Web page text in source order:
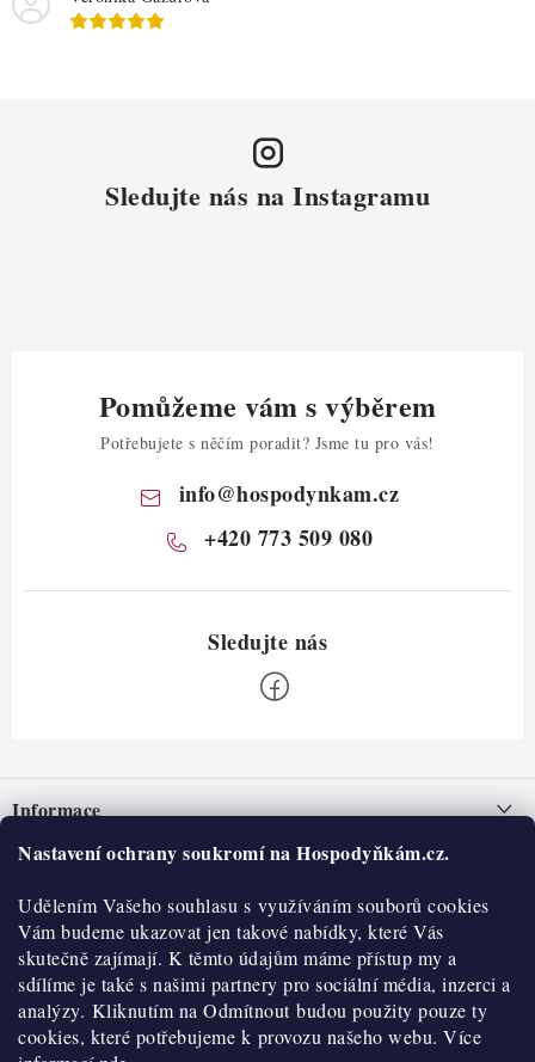
Nastavení ochrany soukromí na Hospodyňkám.cz.
Udělením Vašeho souhlasu s využíváním souborů cookies
Vám budeme ukazovat jen takové nabídky, které Vás
skutečně zajímají. K těmto údajům máme přístup my a
sdílíme je také s našimi partnery pro sociální média, inzerci a
analýzy. Kliknutím na Odmítnout budou použity pouze ty
cookies, které potřebujeme k provozu našeho webu. Více
Sledujte nás na Instagramu
Pomůžeme vám s výběrem
Potřebujete s něčím poradit? Jsme tu pro vás!
info@hospodynkam.cz
+420 773 509 080
pInformace
Nepřevzetí zásilky na dobírku
Obchodní podmínky
Hodnocení obchodu
Blog
Moje objednávka
O nás
Historie
Kontakty
O nákupu
Reklamace a vratky
Výdejní místa